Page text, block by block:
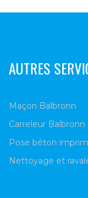
AUTRES
Maçon Balbronn
Carreleur Balbronn
Pose béton
Nettoyage et